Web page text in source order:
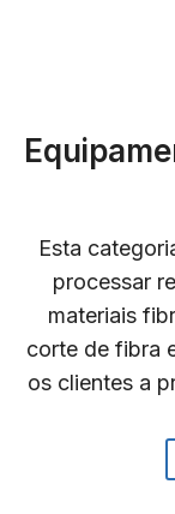
Esta
processar
materiais
corte de fibra
os clientes a